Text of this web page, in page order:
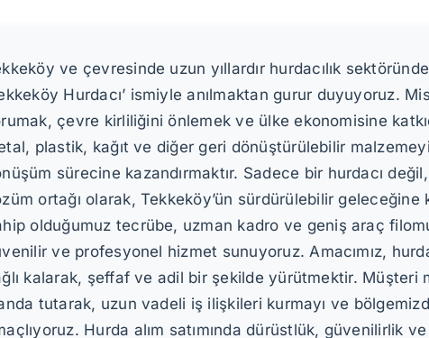
ve çevresinde uzun yıllardır hurdacılık
Hurdacı’ ismiyle anılmaktan gurur duyuyoruz.
çevre kirliliğini önlemek ve ülke ekonomisine
plastik, kağıt ve diğer geri dönüştürülebilir
sürecine kazandırmaktır. Sadece bir hurdacı
ortağı olarak, Tekkeköy’ün sürdürülebilir geleceğine
olduğumuz tecrübe, uzman kadro ve geniş araç
ve profesyonel hizmet sunuyoruz. Amacımız,
kalarak, şeffaf ve adil bir şekilde yürütmektir. Müşteri
tutarak, uzun vadeli iş ilişkileri kurmayı ve
Hurda alım satımında dürüstlük, güvenilirlik